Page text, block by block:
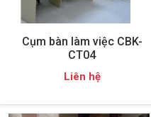
Cụm bàn làm việc CBK-
CT04
Liên hệ